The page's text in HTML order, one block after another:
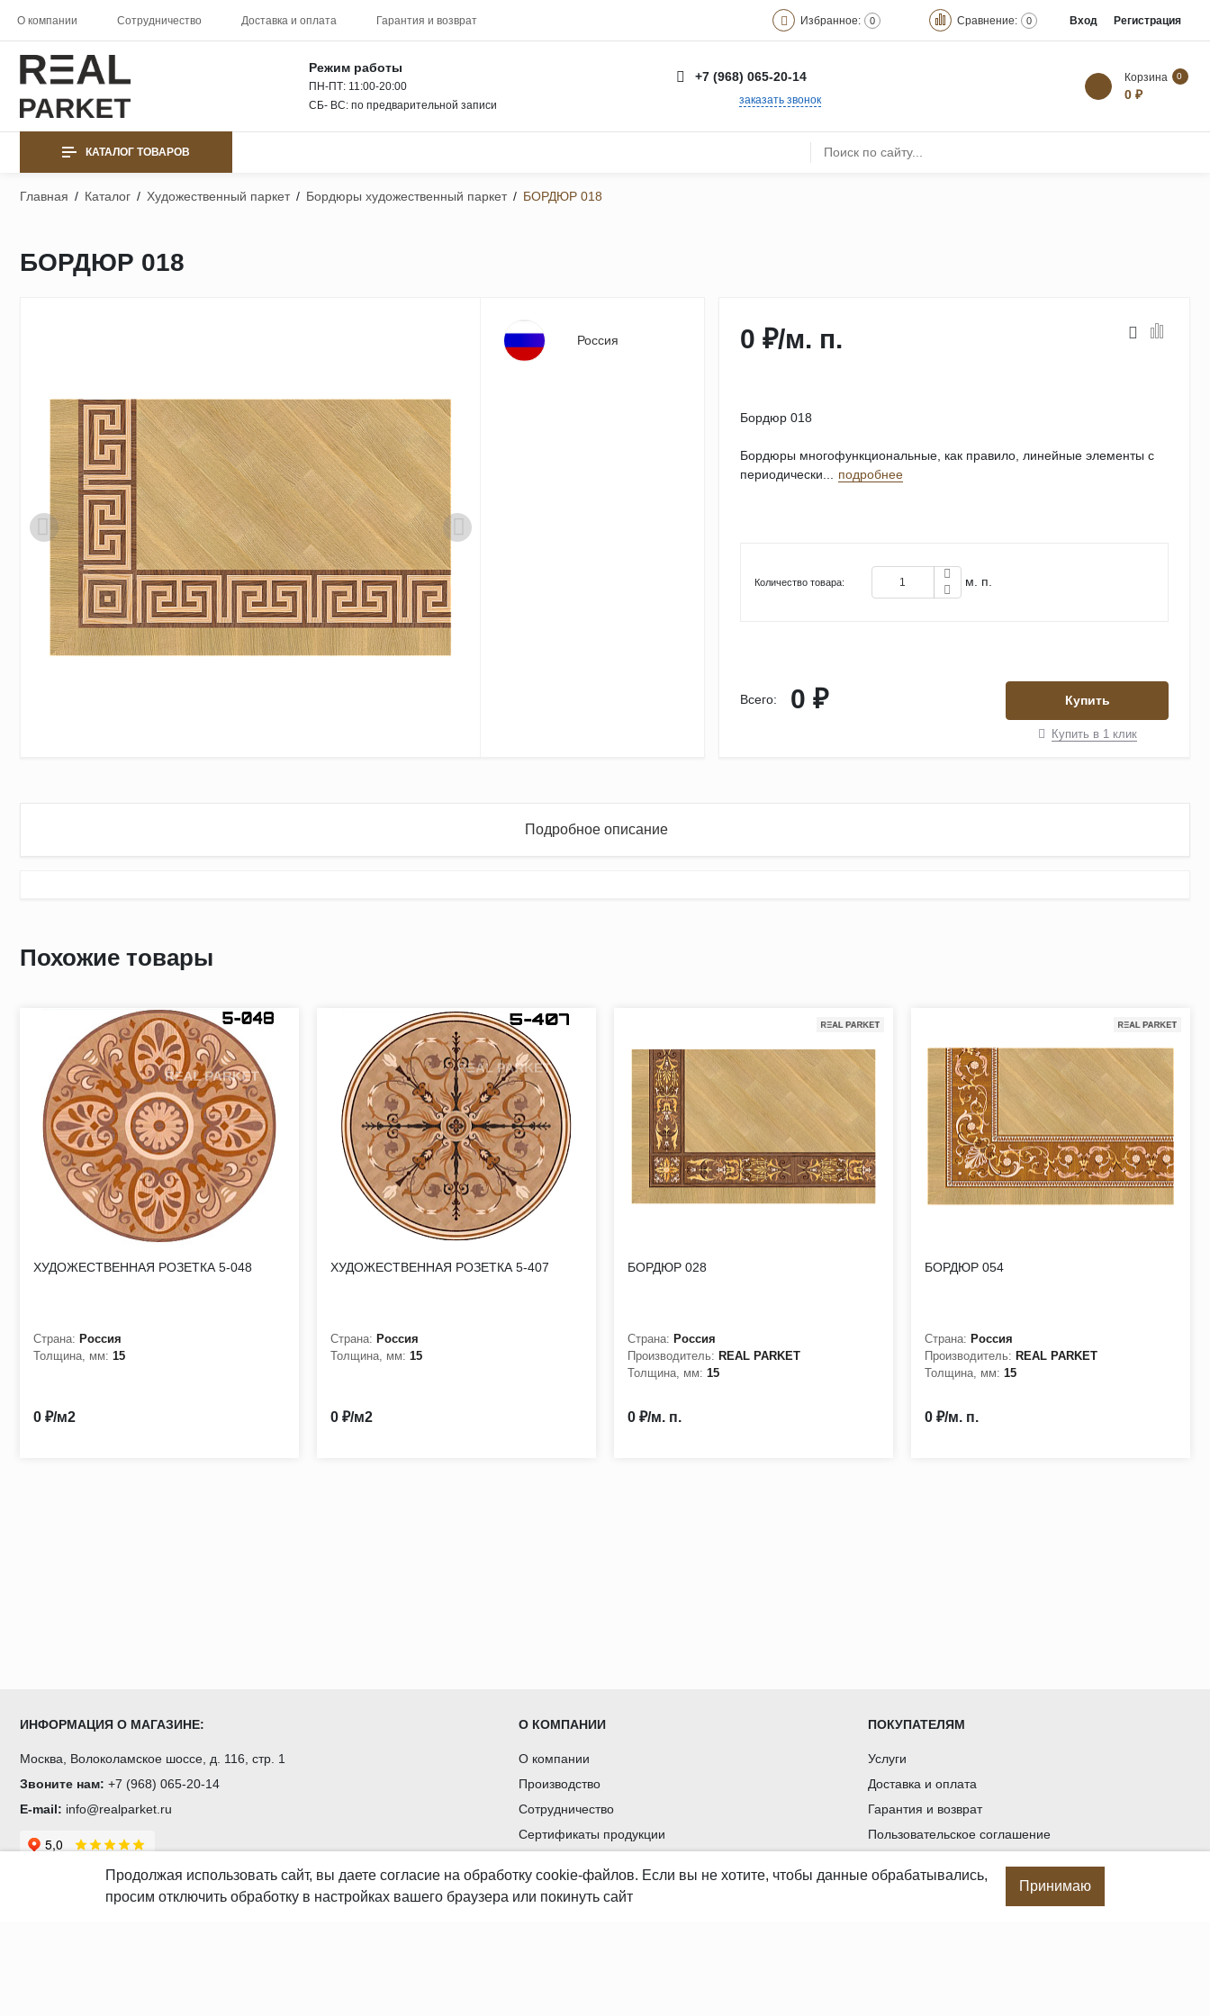
О компании Сотрудничество Доставка и оплата Гарантия и возврат Избранное: 0 Сравнение: 0 Вход Регистрация
Режим работы
ПН-ПТ: 11:00-20:00
СБ- ВС: по предварительной записи
+7 (968) 065-20-14
заказать звонок
Корзина 0
0 ₽
КАТАЛОГ ТОВАРОВ
Главная / Каталог / Художественный паркет / Бордюры художественный паркет / БОРДЮР 018
БОРДЮР 018
Россия 0 ₽/м. п.
Бордюр 018
Бордюры многофункциональные, как правило, линейные элементы с
периодически...
подробнее
Количество товара: м. п.
Всего: 0 ₽ Купить
Купить в 1 клик
Подробное описание
Бордюры многофункциональные, как правило, линейные элементы с периодически повторяющимся рисунком по длине.
Бордюр хорошо вписывается в любой дизайн, придает законченность паркетной укладке, создает гармоничное восприятие пространства, объединяет в ансамбль разные части
На фото художественный бордюр, выполненный из пород клен/орех*.
* Породы дерева могут быть заменены по Вашему запросу
Похожие товары
ХУДОЖЕСТВЕННАЯ РОЗЕТКА 5-048
Страна: Россия
Толщина, мм: 15
0 ₽/м2
ХУДОЖЕСТВЕННАЯ РОЗЕТКА 5-407
Страна: Россия
Толщина, мм: 15
0 ₽/м2
БОРДЮР 028
Страна: Россия
Производитель: REAL PARKET
Толщина, мм: 15
0 ₽/м. п.
БОРДЮР 054
Страна: Россия
Производитель: REAL PARKET
Толщина, мм: 15
0 ₽/м. п.
ИНФОРМАЦИЯ О МАГАЗИНЕ:
Москва, Волоколамское шоссе, д. 116, стр. 1
Звоните нам: +7 (968) 065-20-14
E-mail: info@realparket.ru
О КОМПАНИИ
О компании
Производство
Сотрудничество
Сертификаты продукции
Контакты
ПОКУПАТЕЛЯМ
Услуги
Доставка и оплата
Гарантия и возврат
Пользовательское соглашение
Политика в отношении обработки
Продолжая использовать сайт, вы даете согласие на обработку cookie-файлов. Если вы не хотите, чтобы данные обрабатывались,
просим отключить обработку в настройках вашего браузера или покинуть сайт
Принимаю